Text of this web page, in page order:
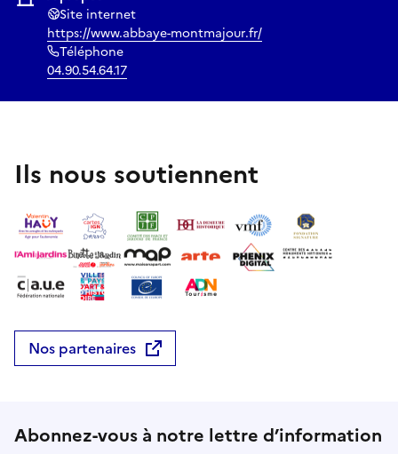
Site internet
https://www.abbaye-montmajour.fr/
Téléphone
04.90.54.64.17
Ils nous soutiennent
Nos partenaires
Abonnez-vous à notre lettre d’information